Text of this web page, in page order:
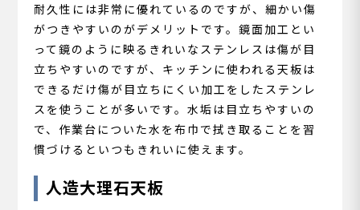
耐久性には非常に優れているのですが、細かい傷
がつきやすいのがデメリットです。鏡面加工とい
って鏡のように映るきれいなステンレスは傷が目
立ちやすいのですが、キッチンに使われる天板は
できるだけ傷が目立ちにくい加工をしたステンレ
スを使うことが多いです。水垢は目立ちやすいの
で、作業台についた水を布巾で拭き取ることを習
慣づけるといつもきれいに使えます。
人造大理石天板